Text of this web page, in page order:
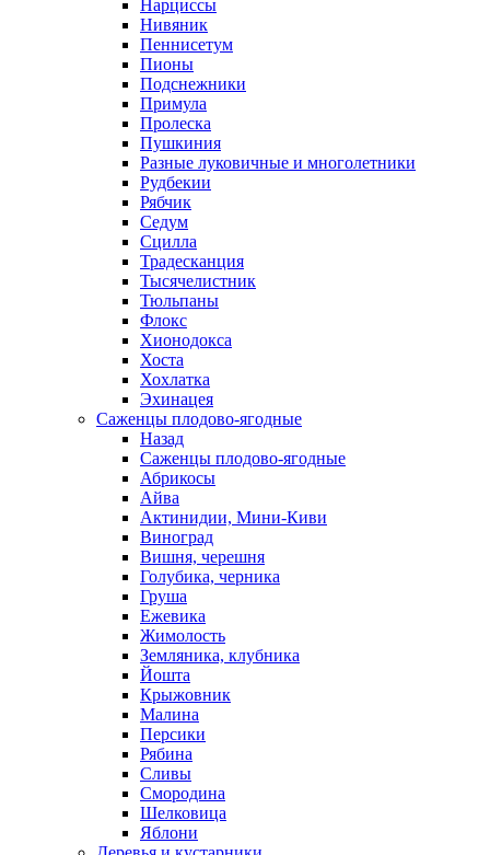
Нарциссы
Нивяник
Пеннисетум
Пионы
Подснежники
Примула
Пролеска
Пушкиния
Разные луковичные и многолетники
Рудбекии
Рябчик
Седум
Сцилла
Традесканция
Тысячелистник
Тюльпаны
Флокс
Хионодокса
Хоста
Хохлатка
Эхинацея
Саженцы плодово-ягодные
Назад
Саженцы плодово-ягодные
Абрикосы
Айва
Актинидии, Мини-Киви
Виноград
Вишня, черешня
Голубика, черника
Груша
Ежевика
Жимолость
Земляника, клубника
Йошта
Крыжовник
Малина
Персики
Рябина
Сливы
Смородина
Шелковица
Яблони